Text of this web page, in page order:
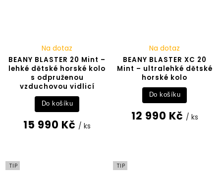
BEANY BLASTER 20 Mint –
lehké dětské horské kolo
s odpruženou
vzduchovou vidlicí
Na dotaz
15 990 Kč / ks
Do košíku
BEANY BLASTER XC 20
Mint – ultralehké dětské
horské kolo
Na dotaz
12 990 Kč / ks
Do košíku
TIP TIP